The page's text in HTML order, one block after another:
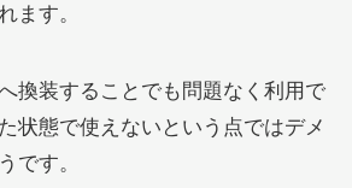
ます。
換装することでも問題なく利用で
状態で使えないという点ではデメ
です。